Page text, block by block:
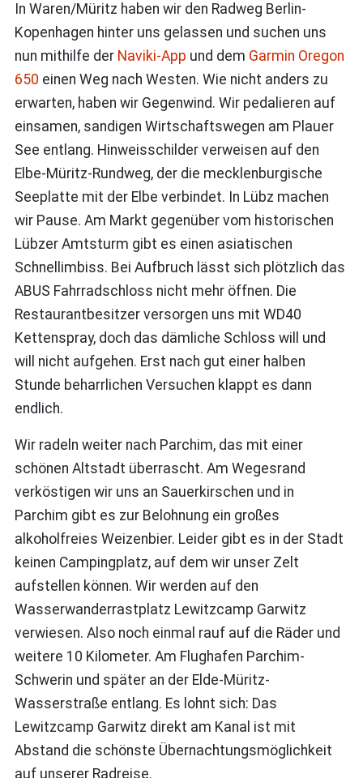
In Waren/Müritz haben wir den Radweg Berlin-
Kopenhagen hinter uns gelassen und suchen uns
nun mithilfe der Naviki-App und dem Garmin Oregon
650 einen Weg nach Westen. Wie nicht anders zu
erwarten, haben wir Gegenwind. Wir pedalieren auf
einsamen, sandigen Wirtschaftswegen am Plauer
See entlang. Hinweisschilder verweisen auf den
Elbe-Müritz-Rundweg, der die mecklenburgische
Seeplatte mit der Elbe verbindet. In Lübz machen
wir Pause. Am Markt gegenüber vom historischen
Lübzer Amtsturm gibt es einen asiatischen
Schnellimbiss. Bei Aufbruch lässt sich plötzlich das
ABUS Fahrradschloss nicht mehr öffnen. Die
Restaurantbesitzer versorgen uns mit WD40
Kettenspray, doch das dämliche Schloss will und
will nicht aufgehen. Erst nach gut einer halben
Stunde beharrlichen Versuchen klappt es dann
endlich.
Wir radeln weiter nach Parchim, das mit einer
schönen Altstadt überrascht. Am Wegesrand
verköstigen wir uns an Sauerkirschen und in
Parchim gibt es zur Belohnung ein großes
alkoholfreies Weizenbier. Leider gibt es in der Stadt
keinen Campingplatz, auf dem wir unser Zelt
aufstellen können. Wir werden auf den
Wasserwanderrastplatz Lewitzcamp Garwitz
verwiesen. Also noch einmal rauf auf die Räder und
weitere 10 Kilometer. Am Flughafen Parchim-
Schwerin und später an der Elde-Müritz-
Wasserstraße entlang. Es lohnt sich: Das
Lewitzcamp Garwitz direkt am Kanal ist mit
Abstand die schönste Übernachtungsmöglichkeit
auf unserer Radreise.